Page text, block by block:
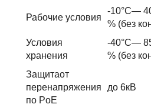
Рабочие условия
-10°C—
% (без
Условия
хранения
-40°C—
% (без
Защитаот
перенапряжения
по PoE
до 6кВ